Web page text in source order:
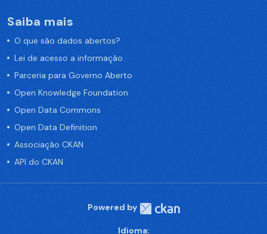
Saiba mais
O que são dados abertos?
Lei de acesso a informação
Parceria para Governo Aberto
Open Knowledge Foundation
Open Data Commons
Open Data Definition
Associação CKAN
API do CKAN
Powered by
Idioma